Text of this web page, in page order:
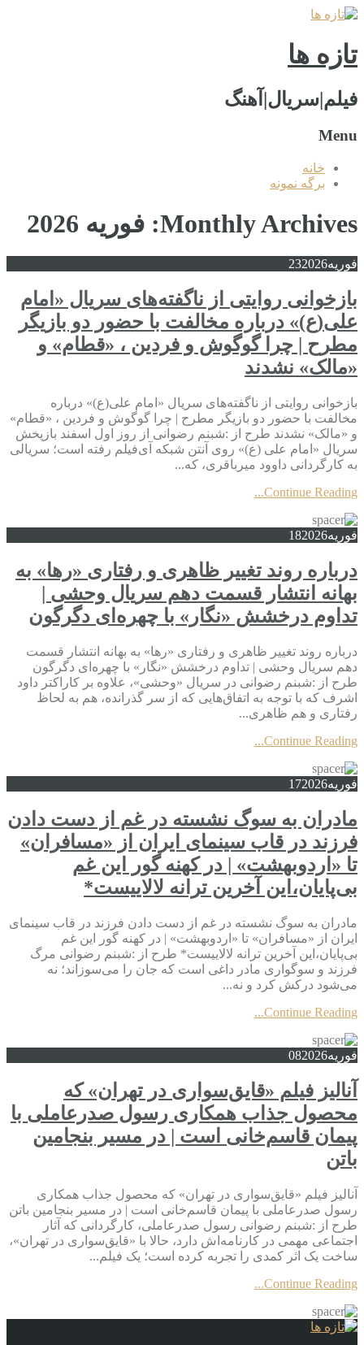
تازه ها
فیلم|سریال|آهنگ
Menu
خانه
برگه نمونه
Monthly Archives: فوریه 2026
فوریه 232026
بازخوانی روایتی از ناگفته‌های سریال «امام
علی(ع)» درباره مخالفت با حضور دو بازیگر
مطرح | چرا گوگوش و فردین ، «قطام» و
«مالک» نشدند
بازخوانی روایتی از ناگفته‌های سریال «امام علی(ع)» درباره
مخالفت با حضور دو بازیگر مطرح | چرا گوگوش و فردین ، «قطام»
و «مالک» نشدند طرح از :شبنم رضوانی از روز اول اسفند بازپخش
سریال «امام علی (ع)» روی آنتن شبکه آی‌فیلم رفته است؛ سریالی
به کارگردانی داوود میرباقری، که...
Continue Reading...
فوریه 182026
درباره روند تغییر ظاهری و رفتاری «رها» به
بهانه انتشار قسمت دهم سریال وحشی |
تداوم درخشش «نگار» با چهره‌ای دگرگون
درباره روند تغییر ظاهری و رفتاری «رها» به بهانه انتشار قسمت
دهم سریال وحشی | تداوم درخشش «نگار» با چهره‌ای دگرگون
طرح از :شبنم رضوانی در سریال «وحشی»، علاوه بر کاراکتر داود
اشرف که با توجه به اتفاق‌هایی که از سر گذرانده، هم به لحاظ
رفتاری و هم ظاهری...
Continue Reading...
فوریه 172026
مادران به سوگ نشسته در غم از دست دادن
فرزند در قاب سینمای ایران از «مسافران»
تا «اردوبهشت» | در کهنه گور این غم
بی‌پایان،این آخرین ترانه لالاییست*
مادران به سوگ نشسته در غم از دست دادن فرزند در قاب سینمای
ایران از «مسافران» تا «اردوبهشت» | در کهنه گور این غم
بی‌پایان،این آخرین ترانه لالاییست* طرح از :شبنم رضوانی مرگ
فرزند و سوگواری مادر داغی است که جان را می‌سوزاند؛ نه
می‌شود درکش کرد و نه...
Continue Reading...
فوریه 082026
آنالیز فیلم «قایق‌سواری در تهران» که
محصول جذاب همکاری رسول صدرعاملی با
پیمان قاسم‌خانی است | در مسیر بنجامین
باتن
آنالیز فیلم «قایق‌سواری در تهران» که محصول جذاب همکاری
رسول صدرعاملی با پیمان قاسم‌خانی است | در مسیر بنجامین باتن
طرح از :شبنم رضوانی رسول صدرعاملی، کارگردانی که آثار
اجتماعی مهمی در کارنامه‌اش دارد، حالا با «قایق‌سواری در تهران»،
ساخت یک اثر کمدی را تجربه کرده است؛ یک فیلم...
Continue Reading...